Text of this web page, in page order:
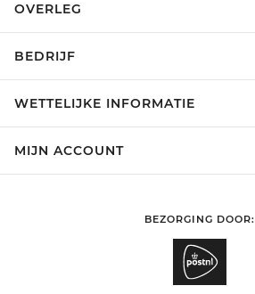
OVERLEG
BEDRIJF
WETTELIJKE INFORMATIE
MIJN ACCOUNT
BEZORGING DOOR: